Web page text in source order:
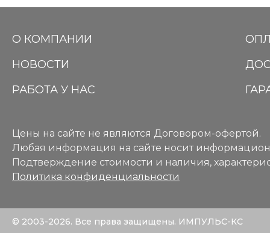
О КОМПАНИИ
НОВОСТИ
РАБОТА У НАС
Цены на сайте не являются Договором-офертой.
Любая информация на сайте носит
Подтверждение стоимости и наличия,
Политика конфиденциальности
© 2003-2026. Все права защищены. ИМПУЛЬС-КС